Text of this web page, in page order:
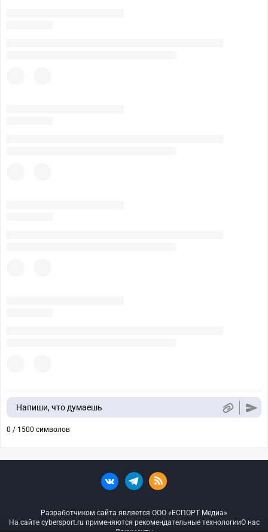
Напиши, что думаешь
0 / 1500 символов
Разработчиком сайта является ООО «ЕСПОРТ Медиа»
На сайте cybersport.ru применяются рекомендательные технологииО нас